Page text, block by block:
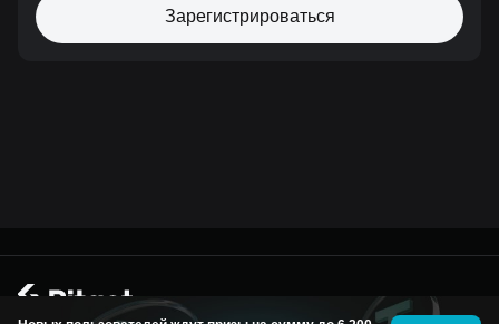
Зарегистрироваться
© 2026 Bitget